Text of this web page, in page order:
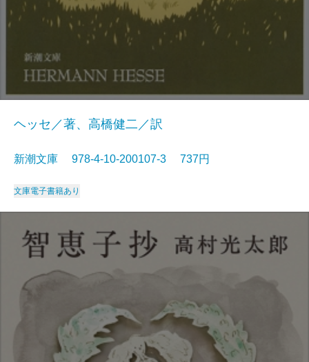
ヘッセ／著、高橋健二／訳
新潮文庫 978-4-10-200107-3 737円
文庫電子書籍あり